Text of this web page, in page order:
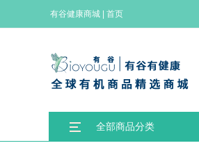
有谷健康商城 首页
全部商品分类